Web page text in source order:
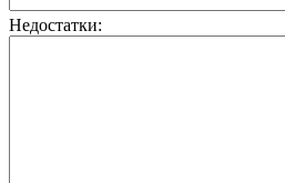
Недостатки: